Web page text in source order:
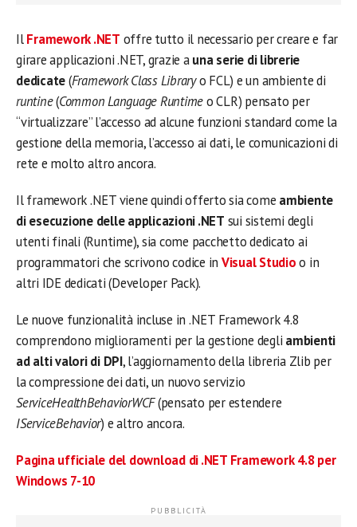
IlFramework .NET offre tutto il necessario per creare e far
girare applicazioni .NET, grazie auna serie di librerie
dedicate(Framework Class Libraryo FCL) e un ambiente di
runtine(Common Language Runtimeo CLR) pensato per
“virtualizzare” l’accesso ad alcune funzioni standard come la
gestione della memoria, l’accesso ai dati, le comunicazioni di
rete e molto altro ancora.
Il framework .NET viene quindi offerto sia come ambiente
di esecuzione delle applicazioni .NET sui sistemi degli
utenti finali (Runtime), sia come pacchetto dedicato ai
programmatori che scrivono codice in Visual Studioo in
altri IDE dedicati (Developer Pack).
Le nuove funzionalità incluse in .NET Framework 4.8
comprendono miglioramenti per la gestione degli ambienti
ad alti valori di DPI, l’aggiornamento della libreria Zlib per
la compressione dei dati, un nuovo servizio
ServiceHealthBehaviorWCF(pensato per estendere
IServiceBehavior) e altro ancora.
Pagina ufficiale del download di .NET Framework 4.8 per
Windows 7-10